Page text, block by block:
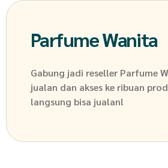
Parfume Wanita
Gabung jadi reseller Parfume
jualan dan akses ke ribuan
langsung bisa jualan!